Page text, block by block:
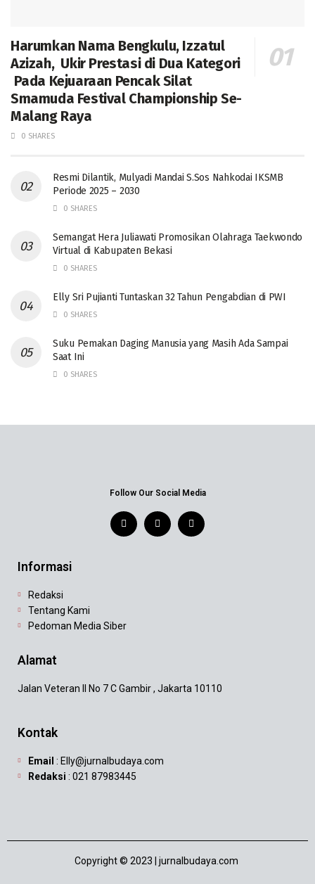
Harumkan Nama Bengkulu, Izzatul
Azizah, Ukir Prestasi di Dua Kategori
Pada Kejuaraan Pencak Silat
Smamuda Festival Championship Se-
Malang Raya
0 SHARES
Resmi Dilantik, Mulyadi Mandai S.Sos Nahkodai IKSMB
Periode 2025 – 2030
0 SHARES
Semangat Hera Juliawati Promosikan Olahraga Taekwondo
Virtual di Kabupaten Bekasi
0 SHARES
Elly Sri Pujianti Tuntaskan 32 Tahun Pengabdian di PWI
0 SHARES
‎Suku Pemakan Daging Manusia yang Masih Ada Sampai
Saat Ini
0 SHARES
Follow Our Social Media
Informasi
Redaksi
Tentang Kami
Pedoman Media Siber
Alamat
Jalan Veteran II No 7 C Gambir , Jakarta 10110
Kontak
Email : Elly@jurnalbudaya.com
Redaksi : 021 87983445
Copyright © 2023 | jurnalbudaya.com